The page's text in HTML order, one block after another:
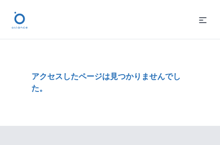
アクセスしたページは見つかりませんでし
た。